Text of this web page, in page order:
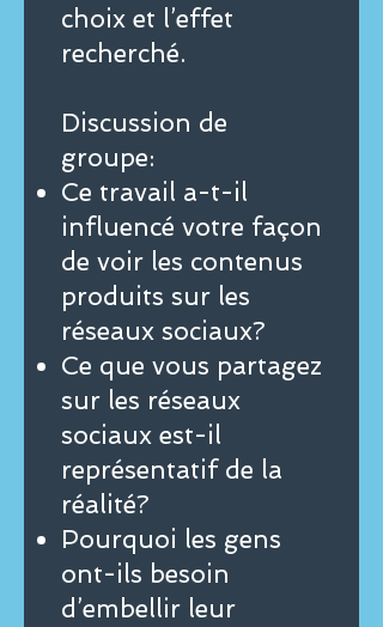
choix et l’effet
recherché.
Discussion de
groupe:
Ce travail a-t-il
influencé votre façon
de voir les contenus
produits sur les
réseaux sociaux?
Ce que vous partagez
sur les réseaux
sociaux est-il
représentatif de la
réalité?
Pourquoi les gens
ont-ils besoin
d’embellir leur